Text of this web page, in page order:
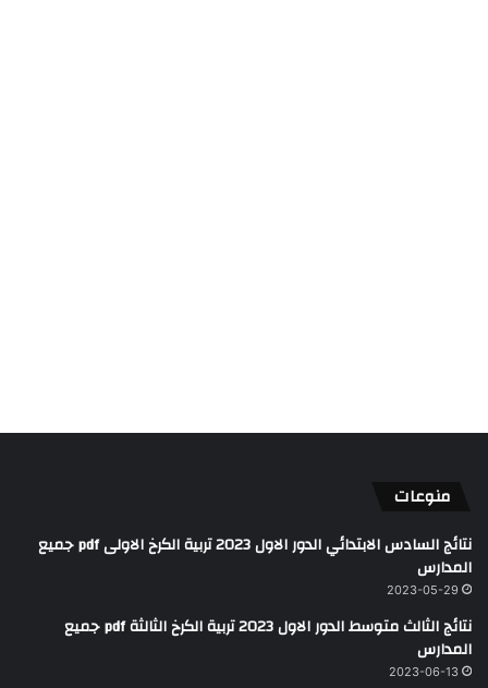
منوعات
نتائج السادس الابتدائي الدور الاول 2023 تربية الكرخ الاولى pdf جميع
المدارس
2023-05-29
نتائج الثالث متوسط الدور الاول 2023 تربية الكرخ الثالثة pdf جميع
المدارس
2023-06-13